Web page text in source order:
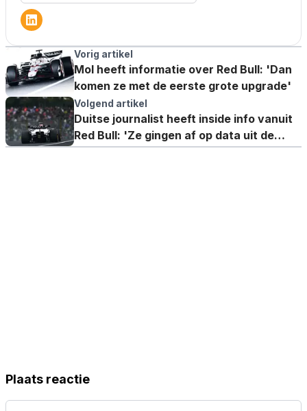
Vorig artikel
Mol heeft informatie over Red Bull: 'Dan
komen ze met de eerste grote upgrade'
Volgend artikel
Duitse journalist heeft inside info vanuit
Red Bull: 'Ze gingen af op data uit de
simulator'
Plaats reactie